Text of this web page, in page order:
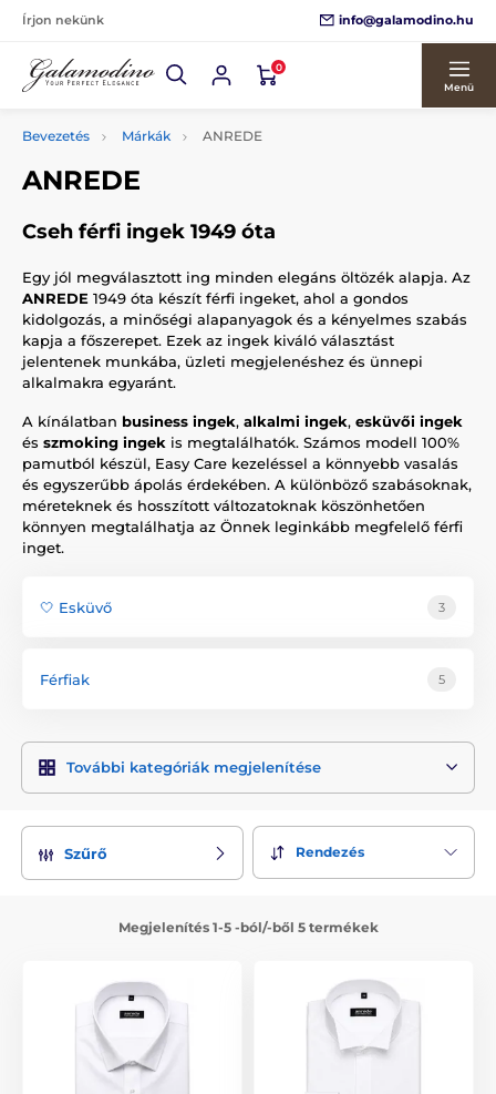
Írjon nekünk info@galamodino.hu
0
Menü
Bevezetés Márkák ANREDE
ANREDE
Cseh férfi ingek 1949 óta
Egy jól megválasztott ing minden elegáns öltözék alapja. Az
ANREDE 1949 óta készít férfi ingeket, ahol a gondos
kidolgozás, a minőségi alapanyagok és a kényelmes szabás
kapja a főszerepet. Ezek az ingek kiváló választást
jelentenek munkába, üzleti megjelenéshez és ünnepi
alkalmakra egyaránt.
A kínálatban business ingek, alkalmi ingek, esküvői ingek
és szmoking ingek is megtalálhatók. Számos modell 100%
pamutból készül, Easy Care kezeléssel a könnyebb vasalás
és egyszerűbb ápolás érdekében. A különböző szabásoknak,
méreteknek és hosszított változatoknak köszönhetően
könnyen megtalálhatja az Önnek leginkább megfelelő férfi
inget.
🤍 Esküvő 3
Férfiak 5
További kategóriák megjelenítése
Szűrő Rendezés
Megjelenítés 1-5 -ból/-ből 5 termékek